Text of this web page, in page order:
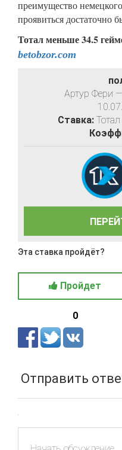
преимущество
проявиться достаточно
Тотал меньше 34.5
betobzor.com
Артур Фери
Ставка:
Эта ставка пройдёт?
Пройдет
0
Отправить